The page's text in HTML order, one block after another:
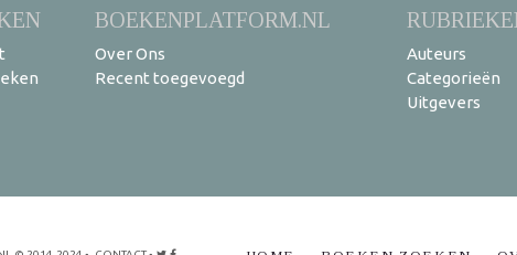
BOEKENPLATFORM.NL
Over Ons
Recent toegevoegd
Auteurs
Categorieën
Uitgevers